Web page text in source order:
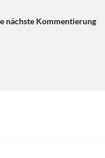
nächste Kommentierung